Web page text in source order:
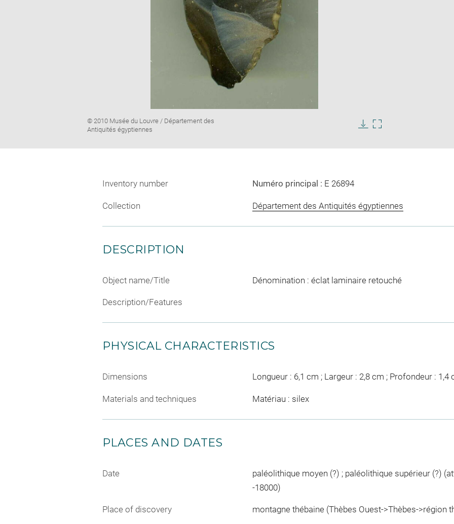
Image
caption:
© 2010 Musée du Louvre / Département des
Antiquités égyptiennes
Inventory number Numéro principal : E 26894
Collection Département des Antiquités égyptiennes
DESCRIPTION
Object name/Title Dénomination : éclat laminaire retouché
Description/Features
PHYSICAL CHARACTERISTICS
Dimensions Longueur : 6,1 cm ; Largeur : 2,8 cm ; Profondeur : 1,4
Materials and techniques Matériau : silex
PLACES AND DATES
Date
paléolithique moyen (?) ; paléolithique supérieur (?)
-18000)
Place of discovery montagne thébaine (Thèbes Ouest->Thèbes->région